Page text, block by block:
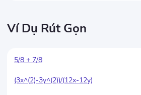
Ví Dụ Rút Gọn
5/8 + 7/8
(3x^(2)-3y^(2))/(12x-12y)